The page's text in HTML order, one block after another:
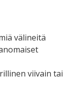
välineitä
viivain tai